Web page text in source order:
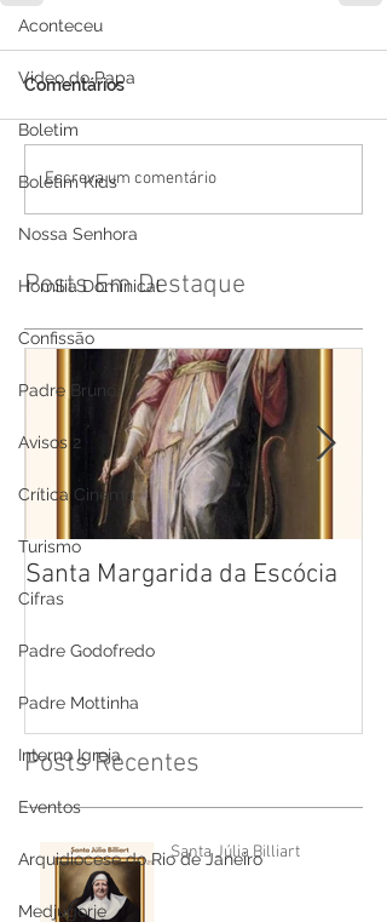
Aconteceu
Video do Papa
Boletim
Boletim Kids
Nossa Senhora
Homilia Dominical
Confissão
Padre Bruno
Avisos 2
Crítica Cinema
Turismo
Cifras
Padre Godofredo
Padre Mottinha
Interno Igreja
Eventos
Arquidiocese do Rio de Janeiro
Medjugorje
Comentários
Escreva um comentário
Posts Em Destaque
Santa Margarida da Escócia
Posts Recentes
Santa Júlia Billiart